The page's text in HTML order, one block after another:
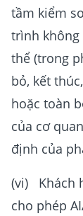
tầm kiểm
trình không
thể (trong
bỏ, kết
hoặc toàn
của cơ
định của
(vi) Khách
cho phép